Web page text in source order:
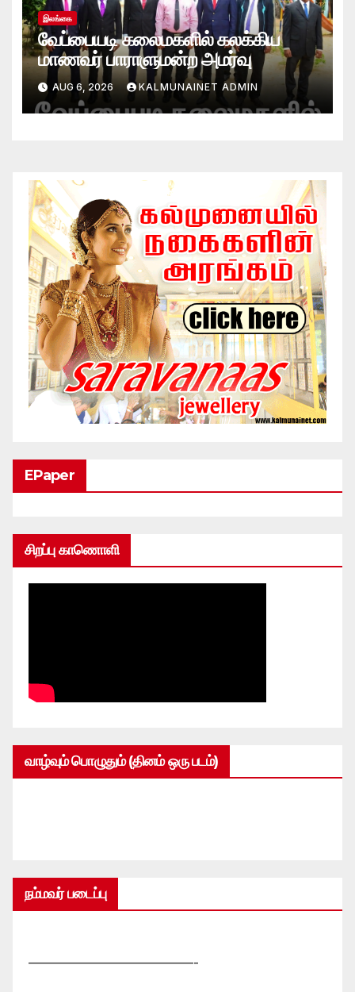
இலங்கை
வேப்பையடி கலைமகளில் கலக்கிய
மாணவர் பாராளுமன்ற அமர்வு
AUG 6, 2026 KALMUNAINET ADMIN
EPaper
சிறப்பு காணொளி
வாழ்வும் பொழுதும் (தினம் ஒரு படம்)
நம்மவர் படைப்பு
—————————————-